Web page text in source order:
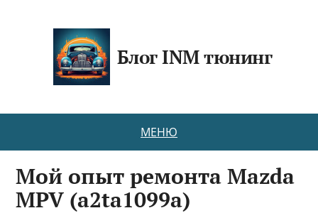
Блог INM тюнинг
МЕНЮ
Мой опыт ремонта Mazda
MPV (a2ta1099a)